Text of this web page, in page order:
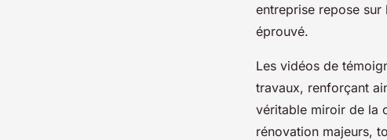
entreprise repose
éprouvé.
Les vidéos de
travaux, renforçant
véritable miroir de la
rénovation majeurs,